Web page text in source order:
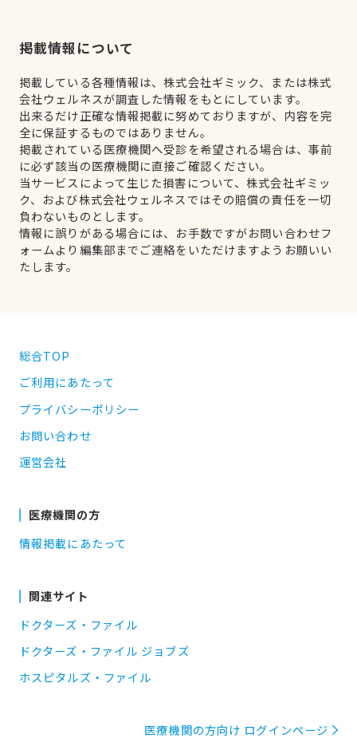
掲載情報について
掲載している各種情報は、株式会社ギミック、または株式
会社ウェルネスが調査した情報をもとにしています。
出来るだけ正確な情報掲載に努めておりますが、内容を完
全に保証するものではありません。
掲載されている医療機関へ受診を希望される場合は、事前
に必ず該当の医療機関に直接ご確認ください。
当サービスによって生じた損害について、株式会社ギミッ
ク、および株式会社ウェルネスではその賠償の責任を一切
負わないものとします。
情報に誤りがある場合には、お手数ですがお問い合わせフ
ォームより編集部までご連絡をいただけますようお願いい
たします。
総合TOP
ご利用にあたって
プライバシーポリシー
お問い合わせ
運営会社
医療機関の方
情報掲載にあたって
関連サイト
ドクターズ・ファイル
ドクターズ・ファイル ジョブズ
ホスピタルズ・ファイル
医療機関の方向け ログインページ